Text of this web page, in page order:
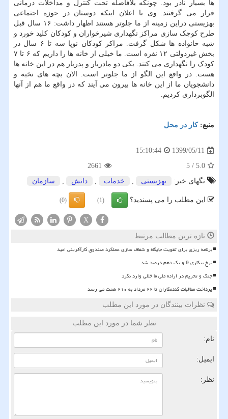
ها بسیار نادر بود. چونکه بلافاصله تحت کنترل و مداخلات درمانی
قرار می گرفتند. وی با اعلان اینکه دوستان در حوزه اجتماعی
بهزیستی دراین زمینه از ما جلوتر هستند اظهار داشت: ۱۶ سال قبل
طرح کوچک سازی مراکز نگهداری شیرخواران و کودکان کلید خورد و
شبه خانواده ها شکل گرفت. مراکز کودکان نوپا سه تا ۶ سال در
بخش غیردولتی ۱۲ نفره است. ما خیلی از خانه ها را داریم که ۶ تا ۷
کودک را نگهداری می کنند. یکی دو مادریار و پدریار هم در این خانه ها
هست. در واقع این الگو از ما جلوتر است. الان بچه های نخبه و
دانشجویان ما از این خانه ها بیرون می آیند که در واقع ما هم از آنها
الگوبرداری کردیم.
منبع:كار در محل
1399/05/11
15:10:44
5.0
/
5
2661
تگهای خبر:
بهزیستی , خدمات , دانش , سازمان
این مطلب را می پسندید؟ (1)
(0)
X
تازه ترین مطالب مرتبط
برنامه ریزی برای تقویت جایگاه و شفاف سازی عملکرد صندوق کارآفرینی امید
نرخ بیکاری 9 و یک دهم درصد شد
جنگ و تحریم در اراده ملی ما خللی وارد نکرد
پرداخت مطالبات گندمکاران تا ۲۲ مرداد به ۲۱۰ همت می رسد
نظرات بینندگان در مورد این مطلب
نظر شما در مورد این مطلب
نام:
ایمیل:
نظر: